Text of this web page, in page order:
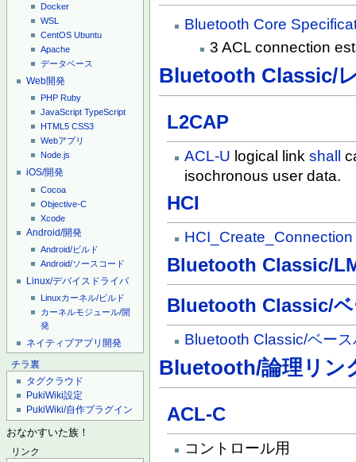
Docker
WSL
CentOS Ubuntu
Apache
データベース
Web開発
PHP Ruby
JavaScript TypeScript
HTML5 CSS3
Webアプリ
Node.js
iOS/開発
Cocoa
Objective-C
Xcode
Android/開発
Android/ビルド
Android/ソースコード
Linux/デバイスドライバ
Linuxカーネル/ビルド
カーネルモジュール/開
発
ネイティブアプリ開発
チラ裏
タグクラウド
PukiWiki設定
PukiWiki/自作プラグイン
おなかすいた族！
リンク
Bluetooth Core
3 ACL connection
Bluetooth Classic/
L2CAP
ACL-U logical linkshall
isochronous user data.
HCI
HCI_Create_Connection
Bluetooth Classic/
Bluetooth Classic/
Bluetooth Classic/ベー
Bluetooth/論理リン
ACL-C
コントロール用